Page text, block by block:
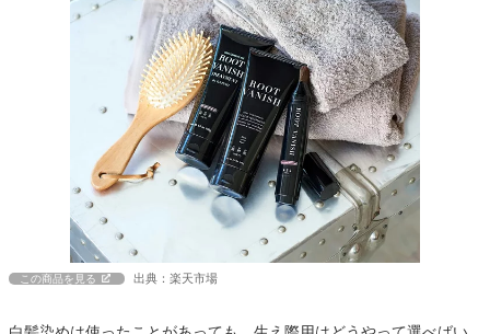
この商品を見る 出典：楽天市場